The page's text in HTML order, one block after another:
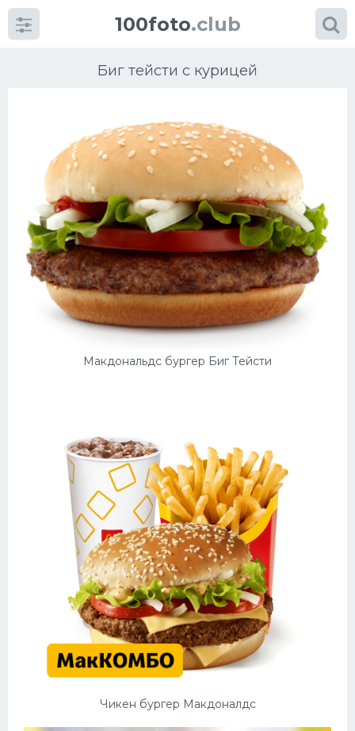
100foto.club
Биг тейсти с курицей
Макдональдс бургер Биг Тейсти
Чикен бургер Макдоналдс
Категориикартинок
Супы
Мясные блюда
Печенье
Дизайн комнаты